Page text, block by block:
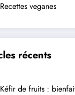
Recettes veganes
récents
Kéfir de fruits :